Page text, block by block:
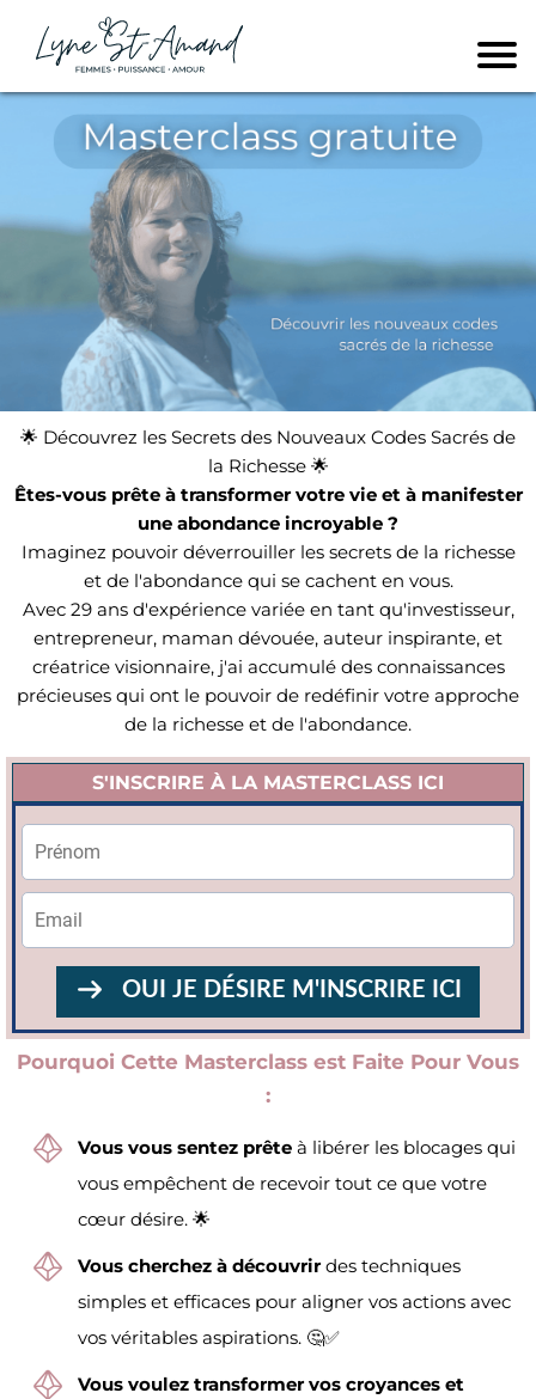
🌟 Découvrez les Secrets des Nouveaux Codes Sacrés de
la Richesse 🌟
Êtes-vous prête à transformer votre vie et à manifester
une abondance incroyable ?
Imaginez pouvoir déverrouiller les secrets de la richesse
et de l'abondance qui se cachent en vous.
Avec 29 ans d'expérience variée en tant qu'investisseur,
entrepreneur, maman dévouée, auteur inspirante, et
créatrice visionnaire, j'ai accumulé des connaissances
précieuses qui ont le pouvoir de redéfinir votre approche
de la richesse et de l'abondance.
S'INSCRIRE À LA MASTERCLASS ICI
OUI JE DÉSIRE M'INSCRIRE ICI
Pourquoi Cette Masterclass est Faite Pour Vous
:
Vous vous sentez prête à libérer les blocages qui
vous empêchent de recevoir tout ce que votre
cœur désire. 🌟
Vous cherchez à découvrirdes techniques
simples et efficaces pour aligner vos actions avec
vos véritables aspirations. 🤔✅
Vous voulez transformer vos croyances et